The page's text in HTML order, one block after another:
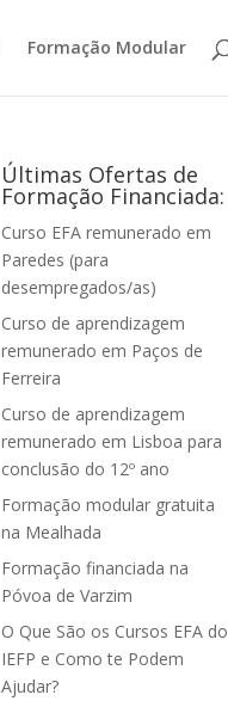
Formação Modular
Últimas Ofertas de
Formação Financiada:
Curso EFA remunerado em
Paredes (para
desempregados/as)
Curso de aprendizagem
remunerado em Paços de
Ferreira
Curso de aprendizagem
remunerado em Lisboa para
conclusão do 12º ano
Formação modular gratuita
na Mealhada
Formação financiada na
Póvoa de Varzim
O Que São os Cursos EFA do
IEFP e Como te Podem
Ajudar?